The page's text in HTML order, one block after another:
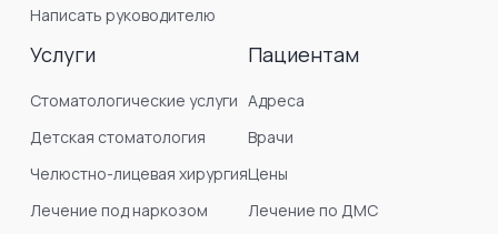
Написать руководителю
Услуги
Стоматологические услуги
Детская стоматология
Челюстно-лицевая хирургия
Лечение под наркозом
Пациентам
Адреса
Врачи
Цены
Лечение по ДМС